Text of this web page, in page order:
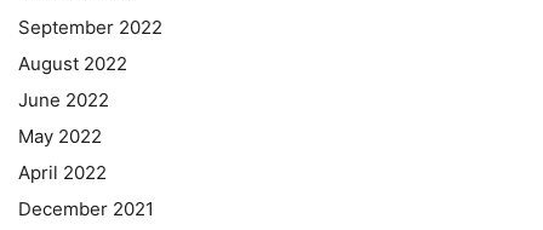
September 2022
August 2022
June 2022
May 2022
April 2022
December 2021